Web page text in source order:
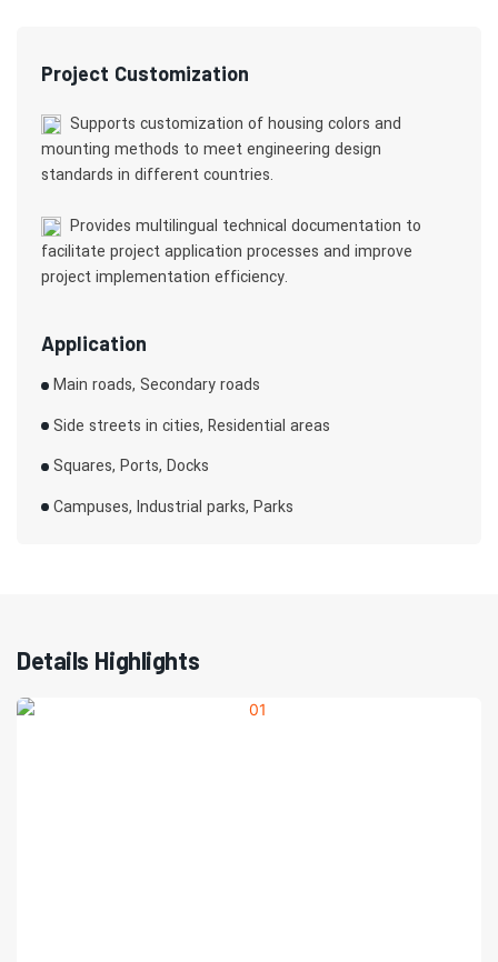
Project Customization
Supports customization of housing colors and
mounting methods to meet engineering design
standards in different countries.
Provides multilingual technical documentation to
facilitate project application processes and improve
project implementation efficiency.
Application
Main roads, Secondary roads
Side streets in cities, Residential areas
Squares, Ports, Docks
Campuses, Industrial parks, Parks
Details Highlights